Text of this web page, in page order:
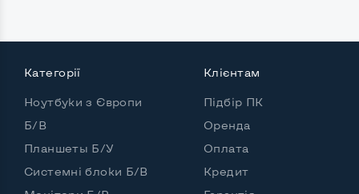
Потужність:
Процесор
AMD Ryzen 7 6800H
Кількість ядер / потоків 8 ядер / 16 потоків
Категорії
Ноутбуки з Європи
Б/В
Планшеты Б/У
Системні блоки Б/В
Клієнтам
Підбір ПК
Оренда
Оплата
Кредит